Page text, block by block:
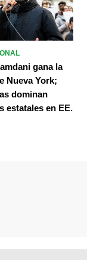
gana la
Nueva York;
dominan
estatales en EE.